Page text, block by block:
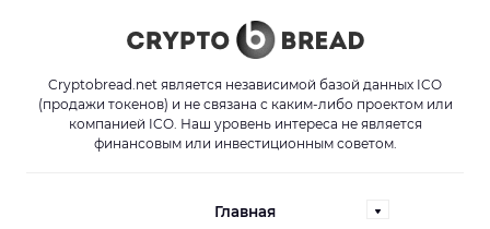
Cryptobread.net является независимой базой данных ICO
(продажи токенов) и не связана с каким-либо проектом или
компанией ICO. Наш уровень интереса не является
финансовым или инвестиционным советом.
Главная